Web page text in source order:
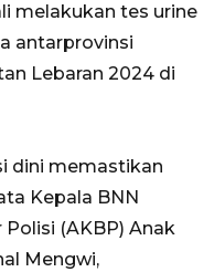
melakukan tes urine
antarprovinsi
Lebaran 2024 di
dini memastikan
Kepala BNN
(AKBP) Anak
Mengwi,